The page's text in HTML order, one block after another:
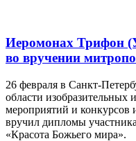
Иеромонах Трифон
во вручении
26 февраля в Санкт-
области изобразительных
мероприятий и
вручил дипломы
«Красота Божьего мира».